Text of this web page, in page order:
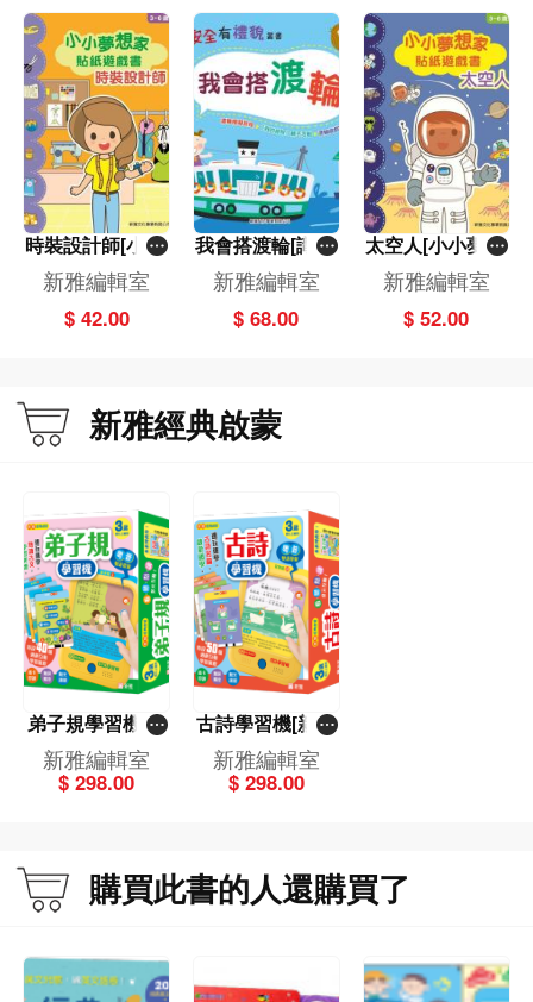
時裝設計師[小小
夢想家貼紙遊戲
書]
新雅編輯室
$ 42.00
我會搭渡輪[識安
全有禮貌]
新雅編輯室
$ 68.00
太空人[小小夢想
家貼紙遊戲書]
新雅編輯室
$ 52.00
新雅經典啟蒙
弟子規學習機[新
雅經典啟蒙]
新雅編輯室
$ 298.00
古詩學習機[新雅
經典啟蒙]
新雅編輯室
$ 298.00
購買此書的人還購買了